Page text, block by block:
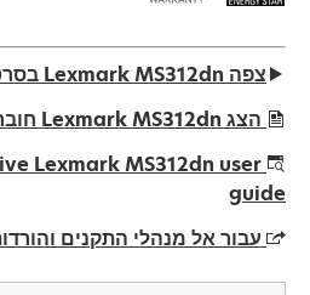
צפה Lexmark MS312dn בסרטון הדגמה
הצג Lexmark MS312dn חוברת סקירה כללית
opens
in
new
tab
Lexmark MS312dn user
guide
עבור אל מנהלי התקנים
opens